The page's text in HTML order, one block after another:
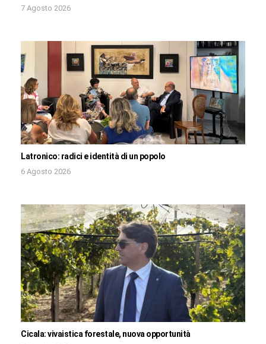
7 Agosto 2026
Latronico: radici e identità di un popolo
6 Agosto 2026
Cicala: vivaistica forestale, nuova opportunità